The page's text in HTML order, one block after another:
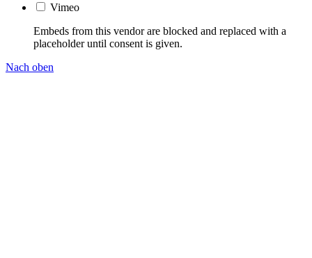
Vimeo
Embeds from this vendor are blocked and replaced with a
placeholder until consent is given.
Nach oben